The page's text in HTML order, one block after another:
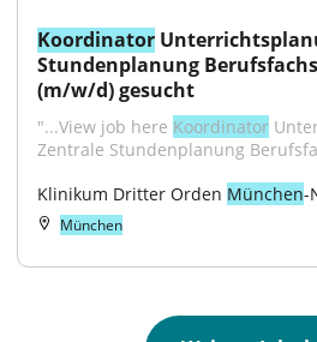
Koordinator
Stundenplanung
(m/w/d) gesucht
"...View job here Koordinator
Zentrale Stundenplanung
Klinikum Dritter Orden München-
München